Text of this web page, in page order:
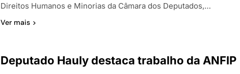
Direitos Humanos e Minorias da Câmara dos Deputados,…
Ver mais
Deputado Hauly destaca trabalho da ANFIP